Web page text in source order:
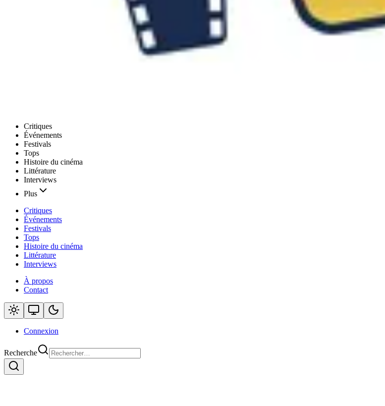
Critiques
Événements
Festivals
Tops
Histoire du cinéma
Littérature
Interviews
Plus
Critiques
Événements
Festivals
Tops
Histoire du cinéma
Littérature
Interviews
À propos
Contact
Connexion
Recherche